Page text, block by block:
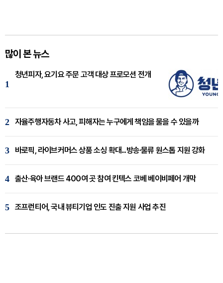
많이 본 뉴스
1
청년피자, 요기요 주문 고객 대상 프로모션 전개
2 자율주행자동차 사고, 피해자는 누구에게 책임을 물을 수 있을까
3 바로픽, 라이브커머스 상품 소싱 확대...방송·물류 원스톱 지원 강화
4 출산·육아 브랜드 400여 곳 참여 킨텍스 코베 베이비페어 개막
5 조프런티어, 국내 뷰티기업 인도 진출 지원 사업 추진